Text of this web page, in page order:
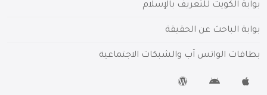
بوابة الكويت للتعريف بالإسلام
بوابة الباحث عن الحقيقة
بطاقات الواتس آب والشبكات الاجتماعية